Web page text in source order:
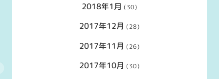
2018年1月 (30)
2017年12月 (28)
2017年11月 (26)
2017年10月 (30)